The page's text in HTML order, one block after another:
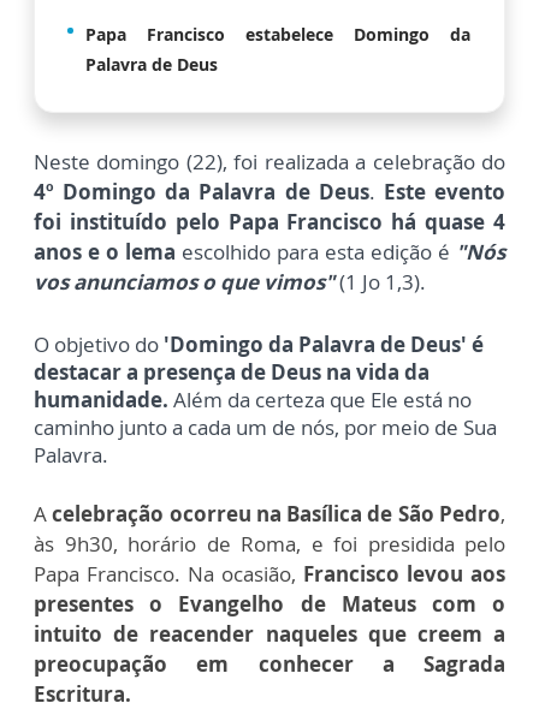
Papa Francisco estabelece Domingo da
Palavra de Deus
Neste domingo (22), foi realizada a celebração do
4º Domingo da Palavra de Deus. Este evento
foi instituído pelo Papa Francisco há quase 4
anos e o lema escolhido para esta edição é "Nós
vos anunciamos o que vimos"(1 Jo 1,3).
O objetivo do 'Domingo da Palavra de Deus' é
destacar a presença de Deus na vida da
humanidade. Além da certeza que Ele está no
caminho junto a cada um de nós, por meio de Sua
Palavra.
Acelebração ocorreu na Basílica de São Pedro,
às 9h30, horário de Roma, e foi presidida pelo
Papa Francisco. Na ocasião, Francisco levou aos
presentes o Evangelho de Mateus com o
intuito de reacender naqueles que creem a
preocupação em conhecer a Sagrada
Escritura.